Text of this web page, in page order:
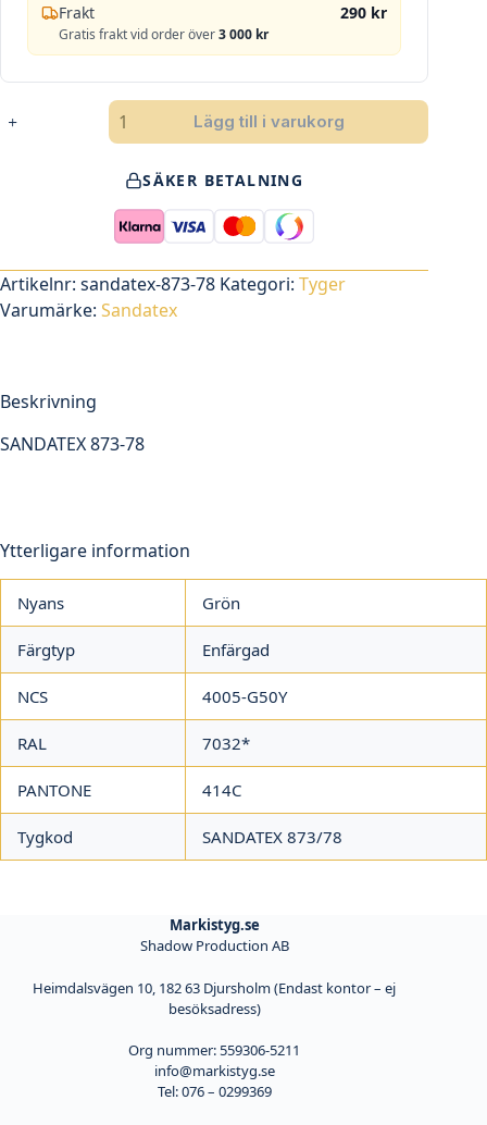
Frakt 290 kr
Gratis frakt vid order över3 000 kr
873-
Lägg till i varukorg
SÄKER BETALNING
Artikelnr: sandatex-873-78 Kategori: Tyger
Varumärke: Sandatex
Beskrivning
SANDATEX 873-78
Ytterligare information
Nyans Grön
Färgtyp Enfärgad
NCS 4005-G50Y
RAL 7032*
PANTONE 414C
Tygkod SANDATEX 873/78
Markistyg.se
Shadow Production AB
Heimdalsvägen 10, 182 63 Djursholm (Endast kontor – ej
besöksadress)
Org nummer: 559306-5211
info@markistyg.se
Tel: 076 – 0299369